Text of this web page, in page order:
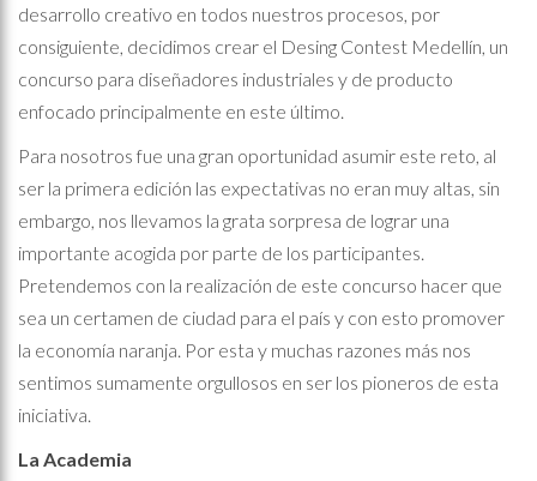
desarrollo creativo en todos nuestros procesos, por
consiguiente, decidimos crear el Desing Contest Medellín, un
concurso para diseñadores industriales y de producto
enfocado principalmente en este último.
Para nosotros fue una gran oportunidad asumir este reto, al
ser la primera edición las expectativas no eran muy altas, sin
embargo, nos llevamos la grata sorpresa de lograr una
importante acogida por parte de los participantes.
Pretendemos con la realización de este concurso hacer que
sea un certamen de ciudad para el país y con esto promover
la economía naranja. Por esta y muchas razones más nos
sentimos sumamente orgullosos en ser los pioneros de esta
iniciativa.
La Academia